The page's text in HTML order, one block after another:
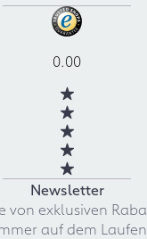
0.00
Newsletter
von exklusiven
auf dem